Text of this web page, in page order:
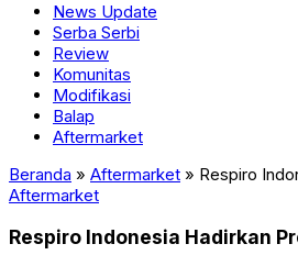
News Update
Serba Serbi
Review
Komunitas
Modifikasi
Balap
Aftermarket
Beranda » Aftermarket » Respiro
Aftermarket
Respiro Indonesia Hadirkan